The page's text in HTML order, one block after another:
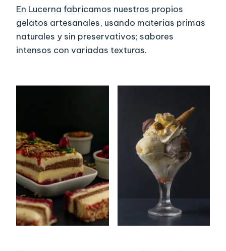
En Lucerna fabricamos nuestros propios
gelatos artesanales, usando materias primas
naturales y sin preservativos; sabores
intensos con variadas texturas.